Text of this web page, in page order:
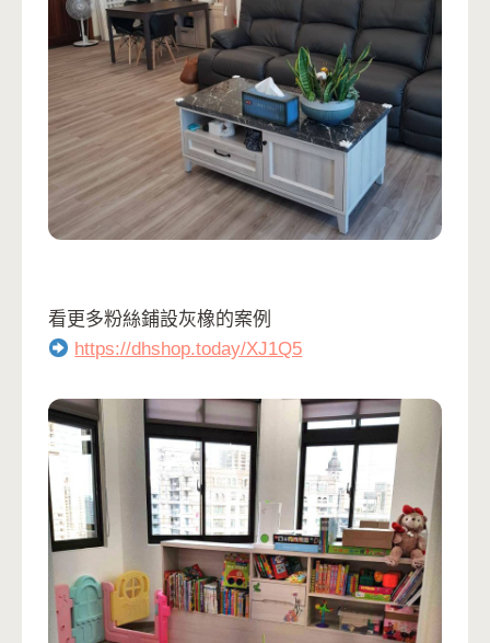
看更多粉絲鋪設灰橡的案例
https://dhshop.today/XJ1Q5